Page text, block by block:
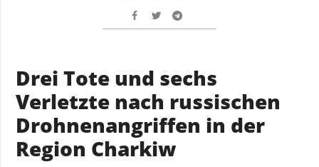
Drei Tote und sechs
Verletzte nach russischen
Drohnenangriffen in der
Region Charkiw